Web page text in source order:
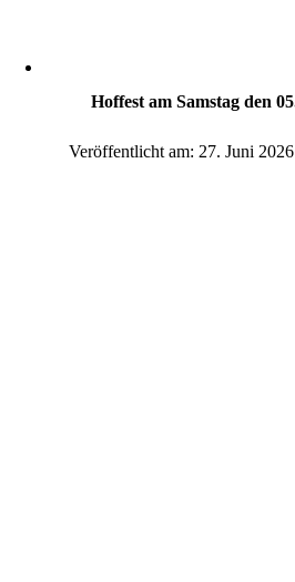
Hoffest am Samstag den
Veröffentlicht am: 27. Juni 2026